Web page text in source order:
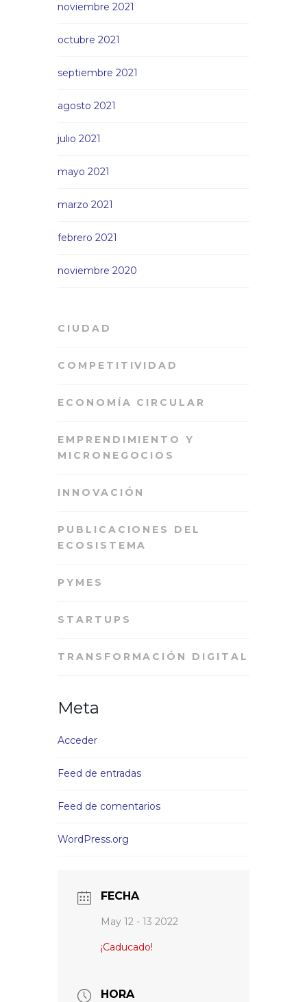
noviembre 2021
octubre 2021
septiembre 2021
agosto 2021
julio 2021
mayo 2021
marzo 2021
febrero 2021
noviembre 2020
CIUDAD
COMPETITIVIDAD
ECONOMÍA CIRCULAR
EMPRENDIMIENTO Y
MICRONEGOCIOS
INNOVACIÓN
PUBLICACIONES DEL
ECOSISTEMA
PYMES
STARTUPS
TRANSFORMACIÓN DIGITAL
Meta
Acceder
Feed de entradas
Feed de comentarios
WordPress.org
FECHA
May 12 - 13 2022
¡Caducado!
HORA